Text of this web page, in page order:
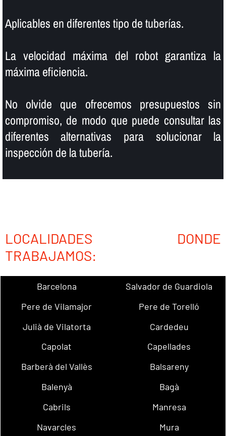
Aplicables en diferentes tipo de tuberí­as.
La velocidad máxima del robot garantiza la
máxima eficiencia.
No olvide que ofrecemos presupuestos sin
compromiso, de modo que puede consultar las
diferentes alternativas para solucionar la
inspección de la tuberí­a.
LOCALIDADES DONDE
TRABAJAMOS:
Barcelona
Salvador de Guardiola
Pere de Vilamajor
Pere de Torelló
Julià de Vilatorta
Cardedeu
Capolat
Capellades
Barberà del Vallès
Balsareny
Balenyà
Bagà
Cabrils
Manresa
Navarcles
Mura